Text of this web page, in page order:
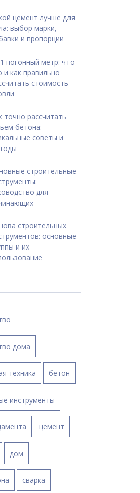
цемент лучше для
выбор марки,
и пропорции
погонный метр: что
и как правильно
стоимость
точно рассчитать
бетона:
советы и
строительные
для
строительных
основные
и их
дома
техника бетон
инструменты
цемент
дом
сварка